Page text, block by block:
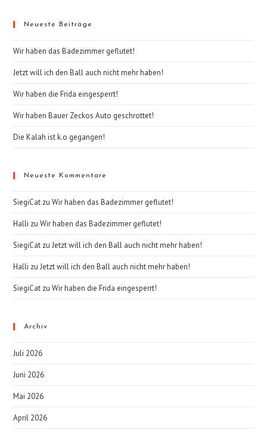
Neueste Beiträge
Wir haben das Badezimmer geflutet!
Jetzt will ich den Ball auch nicht mehr haben!
Wir haben die Frida eingesperrt!
Wir haben Bauer Zeckos Auto geschrottet!
Die Kalah ist k.o gegangen!​
Neueste Kommentare
SiegiCat zuWir haben das Badezimmer geflutet!
Halli zuWir haben das Badezimmer geflutet!
SiegiCat zuJetzt will ich den Ball auch nicht mehr haben!
Halli zuJetzt will ich den Ball auch nicht mehr haben!
SiegiCat zuWir haben die Frida eingesperrt!
Archiv
Juli 2026
Juni 2026
Mai 2026
April 2026